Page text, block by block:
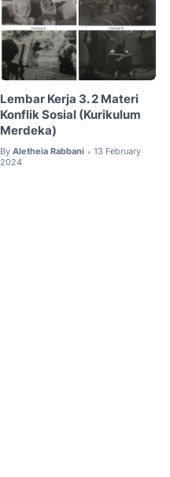
Lembar Kerja 3. 2 Materi
Konflik Sosial (Kurikulum
Merdeka)
By Aletheia Rabbani • 13 February
2024